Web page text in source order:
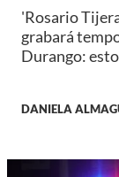
'Rosario
grabará
Durango:
DANIELA